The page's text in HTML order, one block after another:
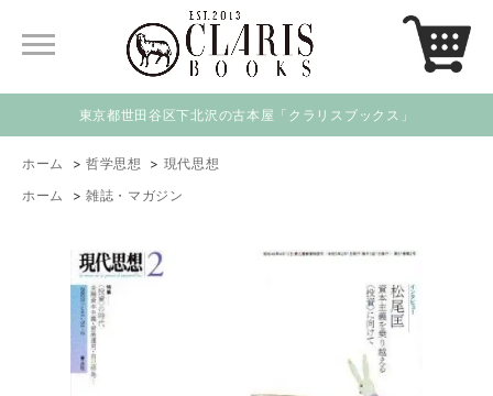
東京都世田谷区下北沢の古本屋「クラリスブックス」
ホーム > 哲学思想 > 現代思想
ホーム
> 雑誌・マガジン